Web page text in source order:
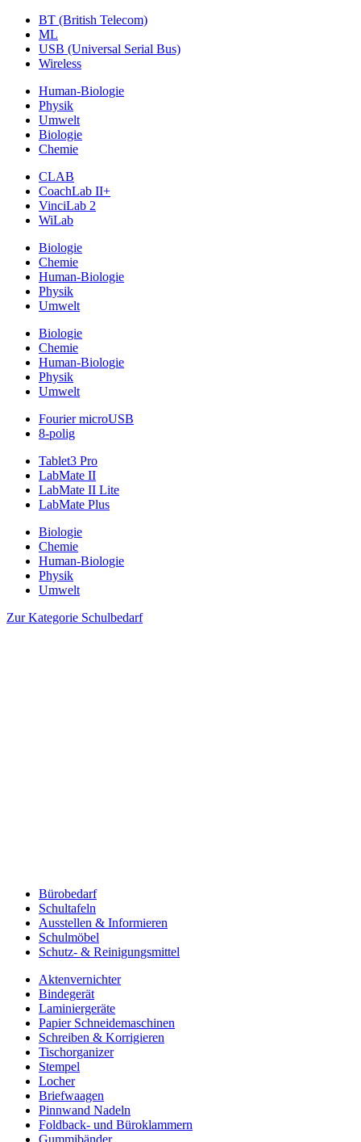
BT (British Telecom)
ML
USB (Universal Serial Bus)
Wireless
Human-Biologie
Physik
Umwelt
Biologie
Chemie
CLAB
CoachLab II+
VinciLab 2
WiLab
Biologie
Chemie
Human-Biologie
Physik
Umwelt
Biologie
Chemie
Human-Biologie
Physik
Umwelt
Fourier microUSB
8-polig
Tablet3 Pro
LabMate II
LabMate II Lite
LabMate Plus
Biologie
Chemie
Human-Biologie
Physik
Umwelt
Zur Kategorie Schulbedarf
Bürobedarf
Schultafeln
Ausstellen & Informieren
Schulmöbel
Schutz- & Reinigungsmittel
Aktenvernichter
Bindegerät
Laminiergeräte
Papier Schneidemaschinen
Schreiben & Korrigieren
Tischorganizer
Stempel
Locher
Briefwaagen
Pinnwand Nadeln
Foldback- und Büroklammern
Gummibänder